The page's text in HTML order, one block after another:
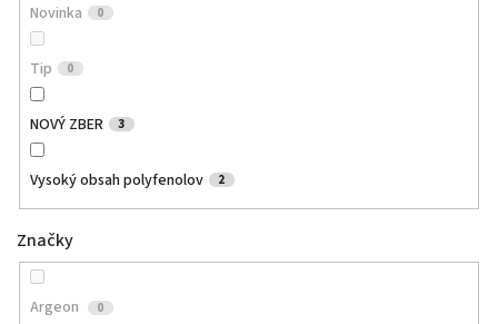
Novinka 0
Tip 0
NOVÝ ZBER 3
Vysoký obsah polyfenolov 2
Značky
Argeon 0